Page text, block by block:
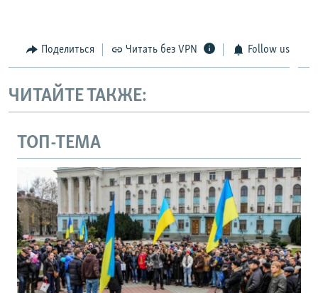
Поделиться Читать без VPN Follow us
ЧИТАЙТЕ ТАКЖЕ:
ТОП-ТЕМА